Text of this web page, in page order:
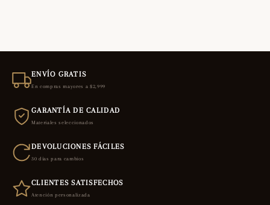
ENVÍO GRATIS
En compras mayores a $2,999
GARANTÍA DE CALIDAD
Materiales seleccionados
DEVOLUCIONES FÁCILES
30 días para cambios
CLIENTES SATISFECHOS
Atención personalizada